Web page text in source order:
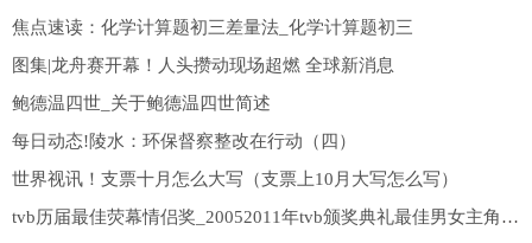
焦点速读：化学计算题初三差量法_化学计算题初三
图集|龙舟赛开幕！人头攒动现场超燃 全球新消息
鲍德温四世_关于鲍德温四世简述
每日动态!陵水：环保督察整改在行动（四）
世界视讯！支票十月怎么大写（支票上10月大写怎么写）
tvb历届最佳荧幕情侣奖_20052011年tvb颁奖典礼最佳男女主角都是谁啊